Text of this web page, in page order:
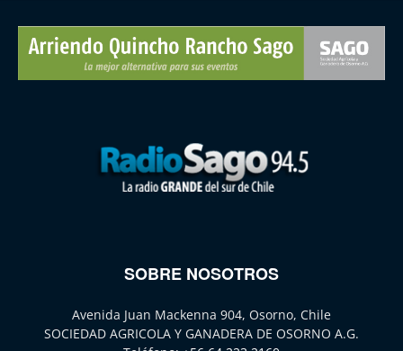
SOBRE NOSOTROS
Avenida Juan Mackenna 904, Osorno, Chile
SOCIEDAD AGRICOLA Y GANADERA DE OSORNO A.G.